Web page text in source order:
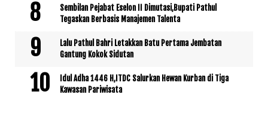
Sembilan Pejabat Eselon II Dimutasi,Bupati Pathul
Tegaskan Berbasis Manajemen Talenta
Lalu Pathul Bahri Letakkan Batu Pertama Jembatan
Gantung Kokok Sidutan
Idul Adha 1446 H,ITDC Salurkan Hewan Kurban di Tiga
Kawasan Pariwisata